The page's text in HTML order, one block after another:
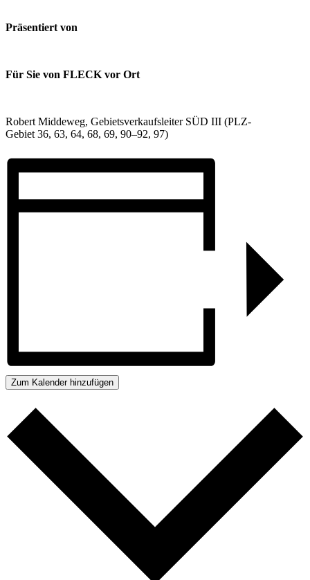
Präsentiert von
Für Sie von FLECK vor Ort
Robert Middeweg, Gebietsverkaufsleiter SÜD III (PLZ-
Gebiet 36, 63, 64, 68, 69, 90–92, 97)
Zum Kalender hinzufügen